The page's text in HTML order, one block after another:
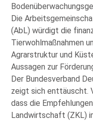
Die
(AbL) würdigt die
Tierwohlmaßnahmen
Agrarstruktur und
Aussagen zur
Der Bundesverband
zeigt sich enttäuscht.
dass die
Landwirtschaft (ZKL)